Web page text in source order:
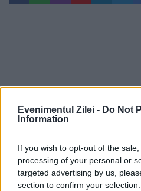
Evenimentul Zilei - Do Not
Information
If you wish to opt-out of the
processing of your personal or
targeted advertising by us,
section to confirm your